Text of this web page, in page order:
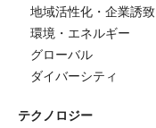
地域活性化・企業誘致
環境・エネルギー
グローバル
ダイバーシティ
テクノロジー